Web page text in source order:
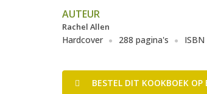
AUTEUR
Rachel Allen
Hardcover 288 pagina's
BESTEL DIT KOOKBOEK OP